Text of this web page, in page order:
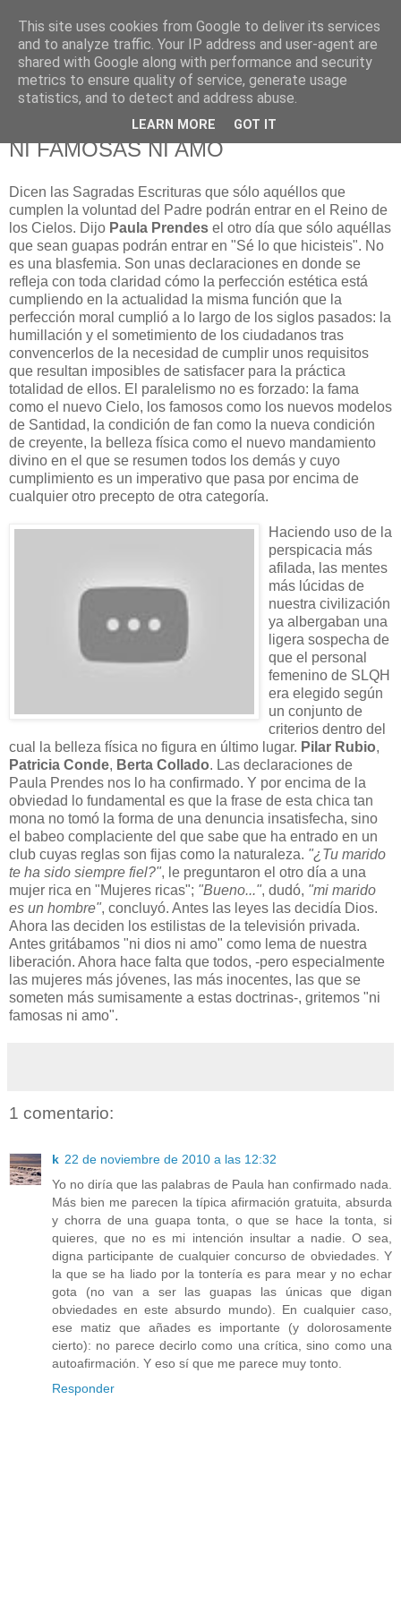
625 RANAS
LA TELEVISIÓN DESDE EL PUNTO DE VISTA BATRACIO
NI FAMOSAS NI AMO
Dicen las Sagradas Escrituras que sólo aquéllos que
cumplen la voluntad del Padre podrán entrar en el Reino de
los Cielos. Dijo Paula Prendes el otro día que sólo aquéllas
que sean guapas podrán entrar en "Sé lo que hicisteis". No
es una blasfemia. Son unas declaraciones en donde se
refleja con toda claridad cómo la perfección estética está
cumpliendo en la actualidad la misma función que la
perfección moral cumplió a lo largo de los siglos pasados: la
humillación y el sometimiento de los ciudadanos tras
convencerlos de la necesidad de cumplir unos requisitos
que resultan imposibles de satisfacer para la práctica
totalidad de ellos. El paralelismo no es forzado: la fama
como el nuevo Cielo, los famosos como los nuevos modelos
de Santidad, la condición de fan como la nueva condición
de creyente, la belleza física como el nuevo mandamiento
divino en el que se resumen todos los demás y cuyo
cumplimiento es un imperativo que pasa por encima de
cualquier otro precepto de otra categoría.
Haciendo uso de la
perspicacia más
afilada, las mentes
más lúcidas de
nuestra civilización
ya albergaban una
ligera sospecha de
que el personal
femenino de SLQH
era elegido según
un conjunto de
criterios dentro del
cual la belleza física no figura en último lugar. Pilar Rubio,
Patricia Conde, Berta Collado. Las declaraciones de
Paula Prendes nos lo ha confirmado. Y por encima de la
obviedad lo fundamental es que la frase de esta chica tan
mona no tomó la forma de una denuncia insatisfecha, sino
el babeo complaciente del que sabe que ha entrado en un
club cuyas reglas son fijas como la naturaleza. "¿Tu marido
te ha sido siempre fiel?", le preguntaron el otro día a una
mujer rica en "Mujeres ricas"; "Bueno...", dudó, "mi marido
es un hombre", concluyó. Antes las leyes las decidía Dios.
Ahora las deciden los estilistas de la televisión privada.
Antes gritábamos "ni dios ni amo" como lema de nuestra
liberación. Ahora hace falta que todos, -pero especialmente
las mujeres más jóvenes, las más inocentes, las que se
someten más sumisamente a estas doctrinas-, gritemos "ni
famosas ni amo".
1 comentario:
k 22 de noviembre de 2010 a las 12:32
Yo no diría que las palabras de Paula han confirmado nada.
Más bien me parecen la típica afirmación gratuita, absurda
y chorra de una guapa tonta, o que se hace la tonta, si
quieres, que no es mi intención insultar a nadie. O sea,
digna participante de cualquier concurso de obviedades. Y
la que se ha liado por la tontería es para mear y no echar
gota (no van a ser las guapas las únicas que digan
obviedades en este absurdo mundo). En cualquier caso,
ese matiz que añades es importante (y dolorosamente
cierto): no parece decirlo como una crítica, sino como una
autoafirmación. Y eso sí que me parece muy tonto.
Responder
This site uses cookies from Google to deliver its services
and to analyze traffic. Your IP address and user-agent are
shared with Google along with performance and security
metrics to ensure quality of service, generate usage
statistics, and to detect and address abuse.
LEARN MORE GOT IT